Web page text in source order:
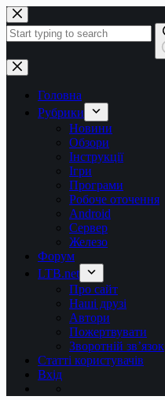
Перейти
до
вмісту
Немає
результатів
Головна
Рубрики
Новини
Обзори
Інструкції
Ігри
Програми
Робоче оточення
Android
Сервер
Железо
Форум
LTB.net
Про сайт
Наші друзі
Автори
Пожертвувати
Зворотній зв’язок
Статті користувачів
Вхід